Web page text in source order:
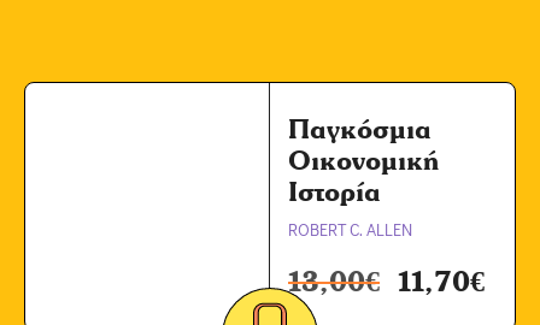
Παγκόσμια
Οικονομική
Ιστορία
ROBERT C. ALLEN
13,00€ 11,70€